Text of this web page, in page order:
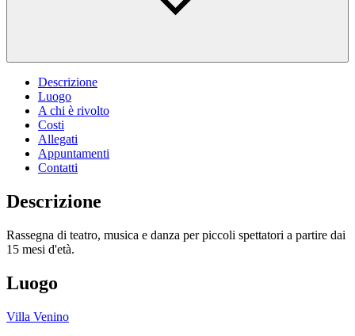
Descrizione
Luogo
A chi è rivolto
Costi
Allegati
Appuntamenti
Contatti
Descrizione
Rassegna di teatro, musica e danza per piccoli spettatori a partire dai
15 mesi d'età.
Luogo
Villa Venino